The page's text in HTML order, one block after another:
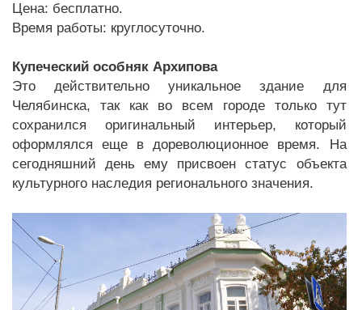
Цена: бесплатно.
Время работы: круглосуточно.
Купеческий особняк Архипова
Это действительно уникальное здание для
Челябинска, так как во всем городе только тут
сохранился оригинальный интерьер, который
оформлялся еще в дореволюционное время. На
сегодняшний день ему присвоен статус объекта
культурного наследия регионального значения.